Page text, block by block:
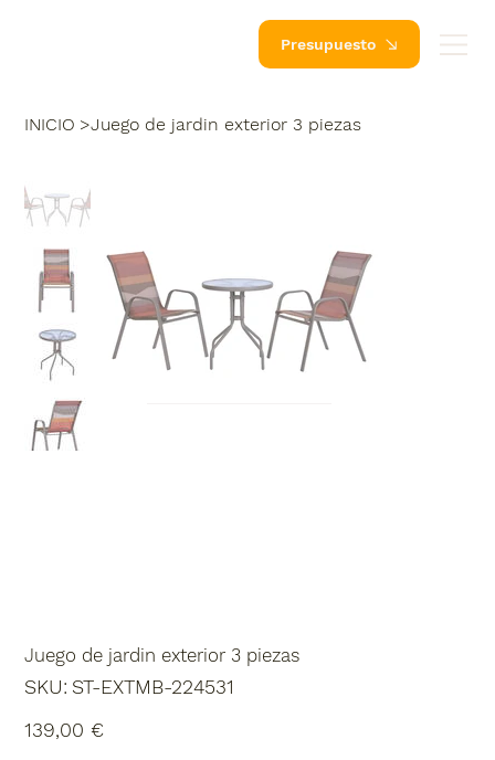
Presupuesto
INICIO >Juego de jardin exterior 3 piezas
Juego de jardin exterior 3 piezas
SKU: SKU
ST-
ST-EXTMB-224531
139,00 €